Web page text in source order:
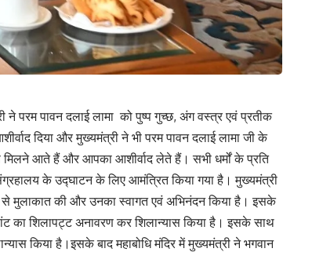
ने परम पावन दलाई लामा को पुष्प गुच्छ, अंग वस्त्र एवं प्रतीक
दिया और मुख्यमंत्री ने भी परम पावन दलाई लामा जी के
आते हैं और आपका आशीर्वाद लेते हैं। सभी धर्मों के प्रति
के उद्घाटन के लिए आमंत्रित किया गया है। मुख्यमंत्री
से मुलाकात की और उनका स्वागत एवं अभिनंदन किया है। इसके
का शिलापट्ट अनावरण कर शिलान्यास किया है। इसके साथ
किया है।इसके बाद महाबोधि मंदिर में मुख्यमंत्री ने भगवान